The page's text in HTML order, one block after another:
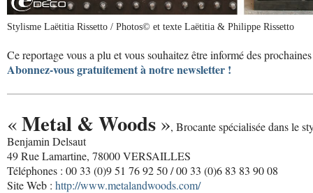
Stylisme Laëtitia Rissetto / Photos© et texte Laëtitia & Philippe Rissetto
Ce reportage vous a plu et vous souhaitez être informé des
Abonnez-vous gratuitement à notre newsletter !
«Metal & Woods », Brocante spécialisée dans le
Benjamin Delsaut
49 Rue Lamartine, 78000 VERSAILLES
Téléphones : 00 33 (0)9 51 76 92 50 / 00 33 (0)6 83 83 90 08
Site Web : http://www.metalandwoods.com/